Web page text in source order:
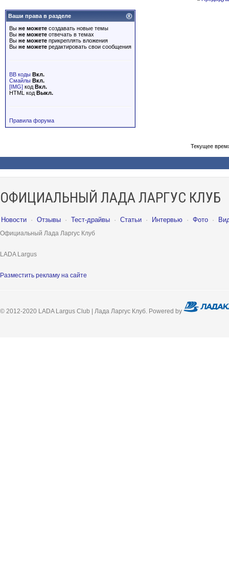
Ваши права в разделе
Вы не можете создавать новые темы
Вы не можете отвечать в темах
Вы не можете прикреплять вложения
Вы не можете редактировать свои сообщения
BB коды Вкл.
Смайлы Вкл.
[IMG] код Вкл.
HTML код Выкл.
Правила форума
Текущее
ОФИЦИАЛЬНЫЙ ЛАДА ЛАРГУС КЛУБ
Новости · Отзывы · Тест-драйвы · Статьи · Интервью · Фото ·
Официальный Лада Ларгус Клуб
LADA Largus
Разместить рекламу на сайте
© 2012-2020 LADA Largus Club | Лада Ларгус Клуб. Powered by